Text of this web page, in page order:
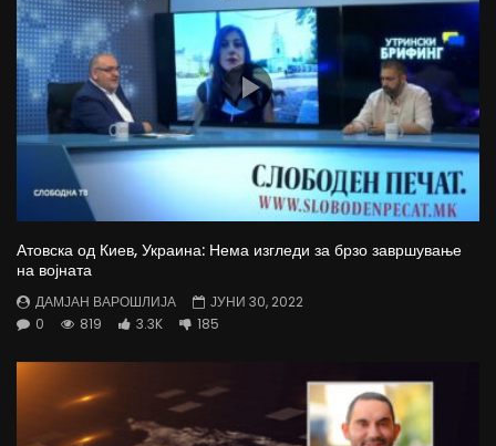
Атовска од Киев, Украина: Нема изгледи за брзо завршување
на војната
ДАМЈАН ВАРОШЛИЈА
ЈУНИ 30, 2022
0
819 3.3K 185